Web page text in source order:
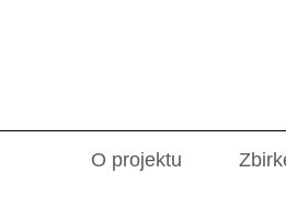
O projektu